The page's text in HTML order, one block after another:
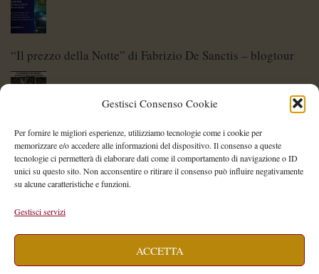
Gestisci Consenso Cookie
Per fornire le migliori esperienze, utilizziamo tecnologie come i cookie per
memorizzare e/o accedere alle informazioni del dispositivo. Il consenso a queste
tecnologie ci permetterà di elaborare dati come il comportamento di navigazione o ID
unici su questo sito. Non acconsentire o ritirare il consenso può influire negativamente
su alcune caratteristiche e funzioni.
Gestisci servizi
ACCETTA
“Il prezzo della Notte” di Fabrizio De Sanctis – blogtour
Di Spade e di Eroi – Storie di Lame Leggendarie